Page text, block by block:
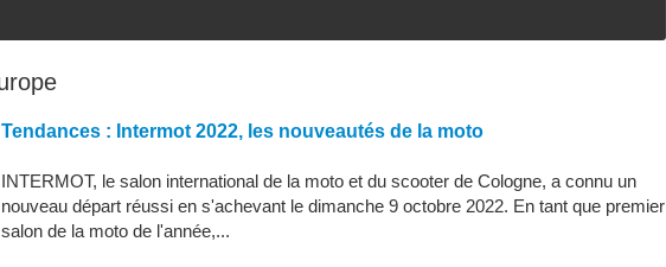
Tendances : Intermot 2022, les nouveautés de la moto
INTERMOT, le salon international de la moto et du scooter de Cologne, a connu un
nouveau départ réussi en s'achevant le dimanche 9 octobre 2022. En tant que premier
salon de la moto de l'année,...